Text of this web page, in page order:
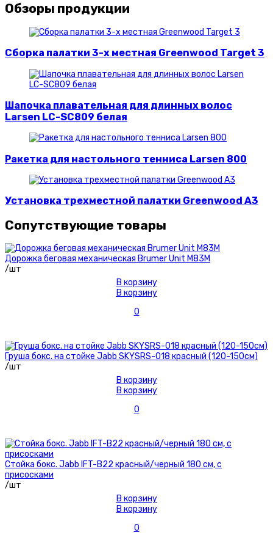
Обзоры продукции
Сборка палатки 3-х местная Greenwood Target 3
Шапочка плавательная для длинных волос
Larsen LC-SC809 белая
Ракетка для настольного тенниса Larsen 800
Установка трехместной палатки Greenwood A3
Сопутствующие товары
Дорожка беговая механическая Brumer Unit M83M
/шт
В корзину
В корзину
0
Груша бокс. на стойке Jabb SKYSRS-018 красный (120-150см)
/шт
В корзину
В корзину
0
Стойка бокс. Jabb IFT-B22 красный/черный 180 см, с
присосками
/шт
В корзину
В корзину
0